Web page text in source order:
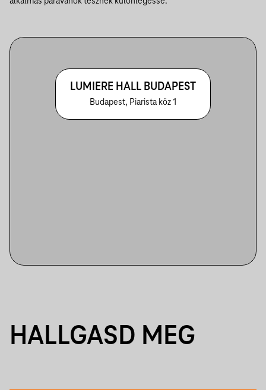
LUMIERE HALL BUDAPEST
Budapest, Piarista köz 1
HALLGASD MEG